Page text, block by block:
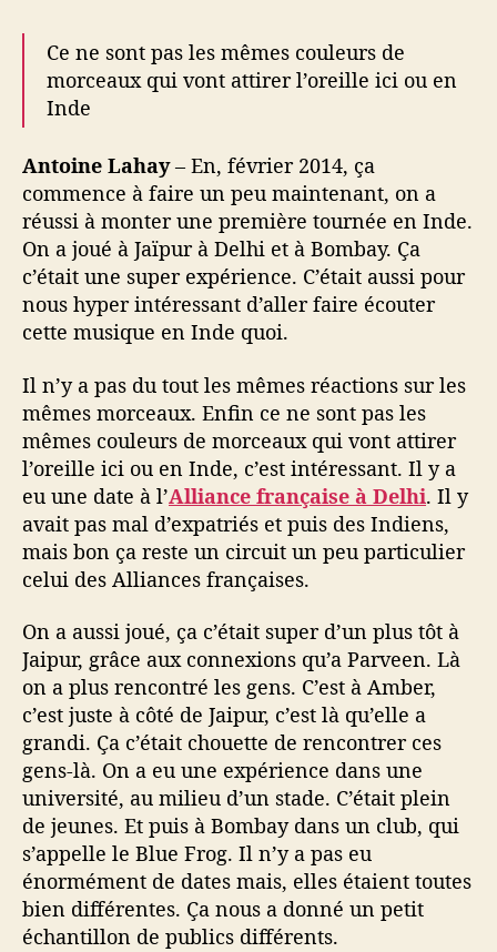
Ce ne sont pas les mêmes couleurs de
morceaux qui vont attirer l’oreille ici ou en
Inde
Antoine Lahay– En, février 2014, ça
commence à faire un peu maintenant, on a
réussi à monter une première tournée en Inde.
On a joué à Jaïpur à Delhi et à Bombay. Ça
c’était une super expérience. C’était aussi pour
nous hyper intéressant d’aller faire écouter
cette musique en Inde quoi.
Il n’y a pas du tout les mêmes réactions sur les
mêmes morceaux. Enfin ce ne sont pas les
mêmes couleurs de morceaux qui vont attirer
l’oreille ici ou en Inde, c’est intéressant. Il y a
eu une date à l’Alliance française à Delhi. Il y
avait pas mal d’expatriés et puis des Indiens,
mais bon ça reste un circuit un peu particulier
celui des Alliances françaises.
On a aussi joué, ça c’était super d’un plus tôt à
Jaipur, grâce aux connexions qu’a Parveen. Là
on a plus rencontré les gens. C’est à Amber,
c’est juste à côté de Jaipur, c’est là qu’elle a
grandi. Ça c’était chouette de rencontrer ces
gens-là. On a eu une expérience dans une
université, au milieu d’un stade. C’était plein
de jeunes. Et puis à Bombay dans un club, qui
s’appelle le Blue Frog. Il n’y a pas eu
énormément de dates mais, elles étaient toutes
bien différentes. Ça nous a donné un petit
échantillon de publics différents.